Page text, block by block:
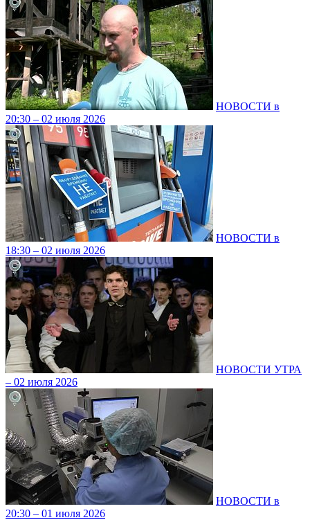
НОВОСТИ в
20:30 – 02 июля 2026
НОВОСТИ в
18:30 – 02 июля 2026
НОВОСТИ УТРА
– 02 июля 2026
НОВОСТИ в
20:30 – 01 июля 2026